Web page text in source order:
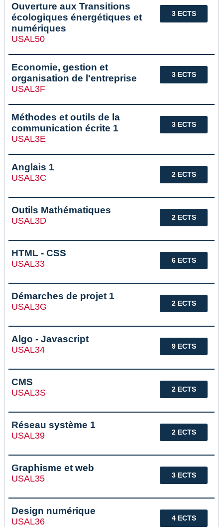
3 ECTS
Ouverture aux Transitions
écologiques énergétiques et
numériques
USAL50
3 ECTS
Economie, gestion et
organisation de l'entreprise
USAL3F
3 ECTS
Méthodes et outils de la
communication écrite 1
USAL3E
2 ECTS
Anglais 1
USAL3C
2 ECTS
Outils Mathématiques
USAL3D
6 ECTS
HTML - CSS
USAL33
2 ECTS
Démarches de projet 1
USAL3G
9 ECTS
Algo - Javascript
USAL34
2 ECTS
CMS
USAL3S
2 ECTS
Réseau système 1
USAL39
3 ECTS
Graphisme et web
USAL35
4 ECTS
Design numérique
USAL36